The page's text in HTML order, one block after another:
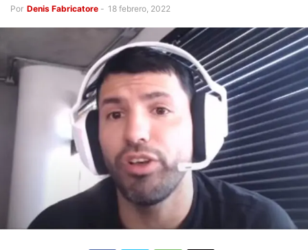
Por Denis Fabricatore - 18 febrero, 2022